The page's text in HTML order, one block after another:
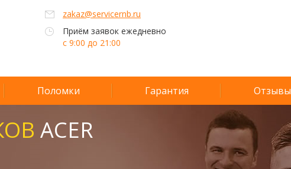
zakaz@servicernb.ru
Приём заявок ежедневно
с 9:00 до 21:00
Поломки Гарантия Отзывы
ACER